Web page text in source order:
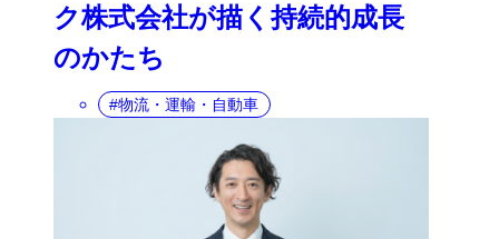
ク株式会社が描く持続的成長
のかたち
物流・運輸・自動車